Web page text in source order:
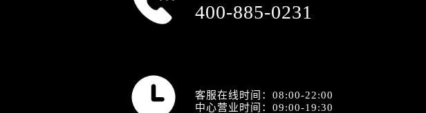
400-885-0231
客服在线时间：08:00-22:00
中心营业时间：09:00-19:30